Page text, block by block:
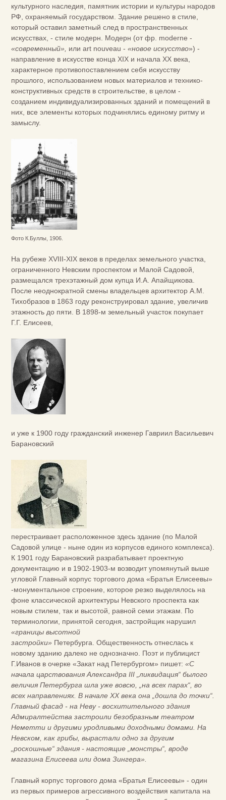
культурного наследия, памятник истории и культуры народов
РФ, охраняемый государством. Здание решено в стиле,
который оставил заметный след в пространственных
искусствах, - стиле модерн. Модерн (от фр. moderne -
«современный»,
или art nouveau - «новое искусство») -
направление в искусстве конца XIX и начала XX века,
характерное противопоставлением себя искусству
прошлого, использованием новых материалов и технико-
конструктивных средств в строительстве, в целом -
созданием индивидуализированных зданий и помещений в
них, все элементы которых подчинялись единому ритму и
замыслу.
Фото К.Буллы, 1906.
На рубеже XVIII-XIX веков в пределах земельного участка,
ограниченного Невским проспектом и Малой Садовой,
размещался трехэтажный дом купца И.А. Апайщикова.
После неоднократной смены владельцев архитектор А.М.
Тихобразов в 1863 году реконструировал здание, увеличив
этажность до пяти. В 1898-м земельный участок покупает
Г.Г. Елисеев,
и уже к 1900 году гражданский инженер Гавриил Васильевич
Барановский
перестраивает расположенное здесь здание (по Малой
Садовой улице - ныне один из корпусов единого комплекса).
К 1901 году Барановский разрабатывает проектную
документацию и в 1902-1903-м возводит упомянутый выше
угловой Главный корпус торгового дома «Братья Елисеевы»
-монументальное строение, которое резко выделялось на
фоне классической архитектуры Невского проспекта как
новым стилем, так и высотой, равной семи этажам. По
терминологии, принятой сегодня, застройщик нарушил
«границы высотной
застройки» Петербурга. Общественность отнеслась к
новому зданию далеко не однозначно. Поэт и публицист
Г.Иванов в очерке «Закат над Петербургом» пишет: «С
начала царствования Алексaндрa III „ликвидация“ былого
величия Петербурга шлa уже вовсю, „на всех парах“, во
всех направлениях. В начале XX века она „дошла до точки“.
Главный фасад - на Неву - восхитительного здания
Адмиралтейства застроили безобразным театром
Неметти и другими уродливыми доходными домами. На
Невском, как грибы, вырастали одно за другим
„роскошные“ здания - настоящие „монстры“, вроде
магазина Елисеева или дома Зингера».
Главный корпус торгового дома «Братья Елисеевы» - один
из первых примеров агрессивного воздействия капитала на